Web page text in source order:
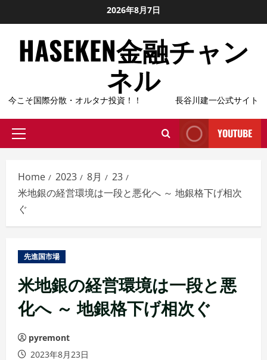
to
content
2026年8月7日
HASEKEN金融チャン
ネル
今こそ国際分散・オルタナ投資！！ 長谷川建一公式サイト
Primary
YOUTUBE
Home 2023 8月
23
米地銀の経営環境は一段と悪化へ ～ 地銀格下げ相次
ぐ
先進国市場
米地銀の経営環境は一段と悪
化へ ～ 地銀格下げ相次ぐ
pyremont
2023年8月23日